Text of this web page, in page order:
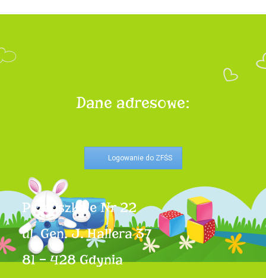
Dane adresowe:
Logowanie do ZFŚS
Przedszkole Nr 22
ul. Gen. J. Hallera 37
81 – 428 Gdynia